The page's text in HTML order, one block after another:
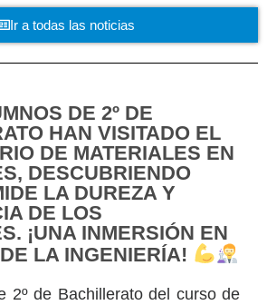
Ir a todas las noticias
DE 2º DE
HAN VISITADO EL
DE MATERIALES EN
DESCUBRIENDO
LA DUREZA Y
DE LOS
¡UNA INMERSIÓN EN
LA INGENIERÍA!
2º de Bachillerato del curso de